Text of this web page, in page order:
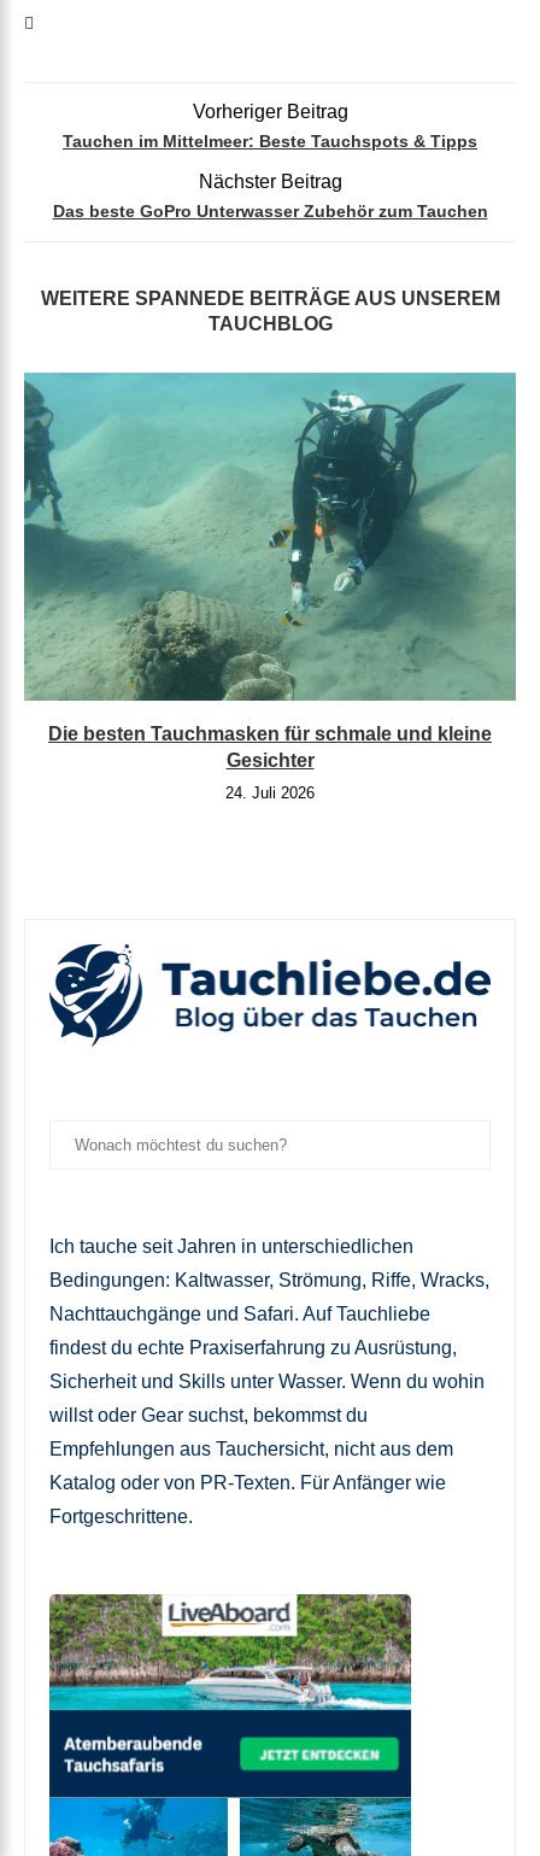
Vorheriger Beitrag
Tauchen im Mittelmeer: Beste Tauchspots & Tipps
Nächster Beitrag
Das beste GoPro Unterwasser Zubehör zum Tauchen
WEITERE SPANNEDE BEITRÄGE AUS UNSEREM
TAUCHBLOG
Die besten Tauchmasken für schmale und kleine
Gesichter
24. Juli 2026
Ich tauche seit Jahren in unterschiedlichen
Bedingungen: Kaltwasser, Strömung, Riffe, Wracks,
Nachttauchgänge und Safari. Auf Tauchliebe
findest du echte Praxiserfahrung zu Ausrüstung,
Sicherheit und Skills unter Wasser. Wenn du wohin
willst oder Gear suchst, bekommst du
Empfehlungen aus Tauchersicht, nicht aus dem
Katalog oder von PR-Texten. Für Anfänger wie
Fortgeschrittene.